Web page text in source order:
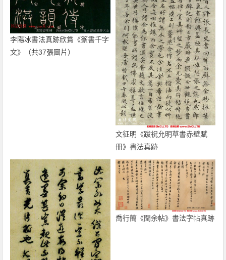
李陽冰書法真跡欣賞《篆書千字
文》（共37張圖片）
文征明《跋祝允明草書赤壁賦
冊》書法真跡
喬行簡《閏余帖》書法字帖真跡